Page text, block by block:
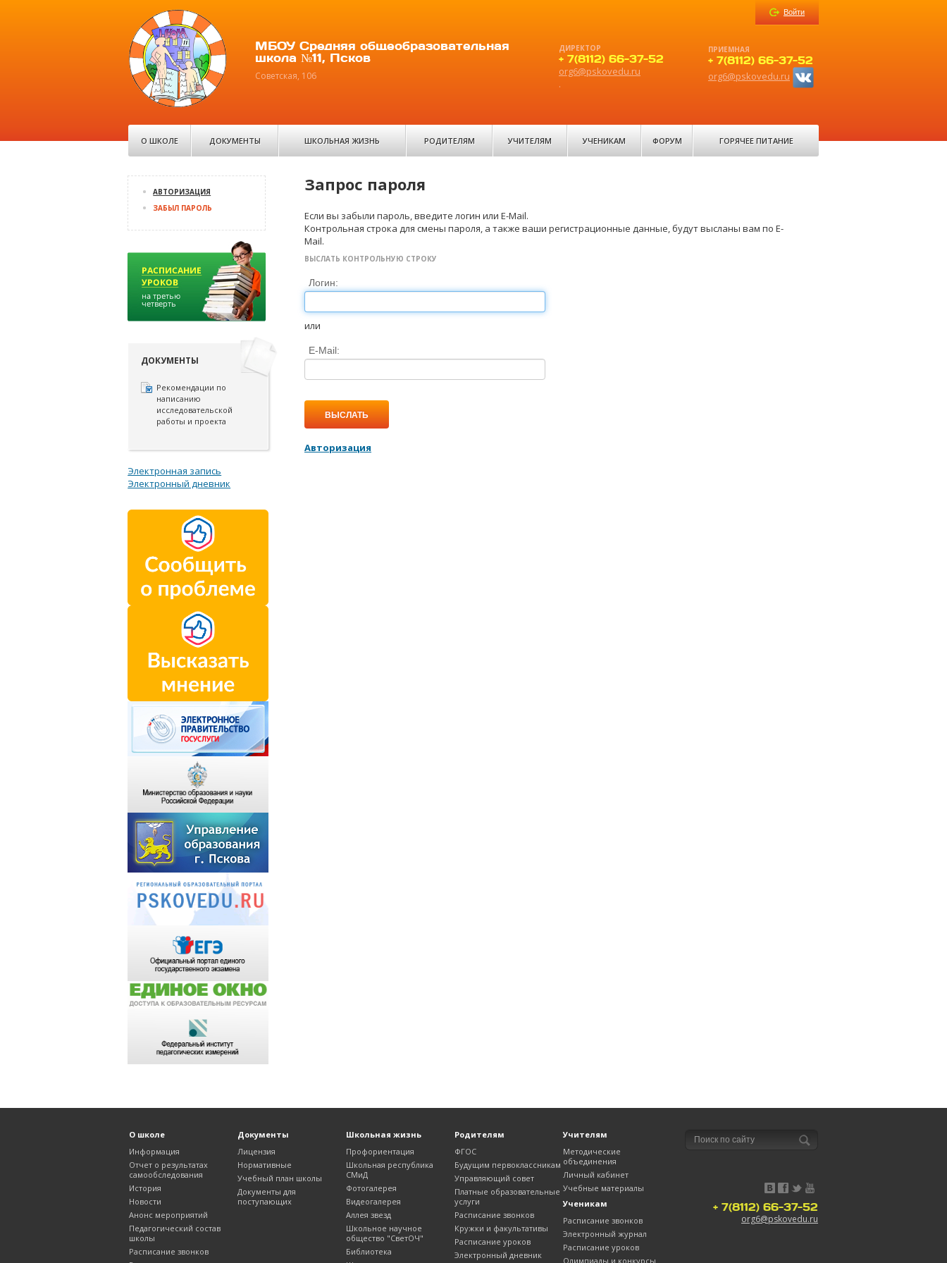
МБОУ Средняя общеобразовательная
школа №11, Псков
Советская, 106
ДИРЕКТОР
+ 7(8112) 66-37-52
org6@pskovedu.ru
.
ПРИЕМНАЯ
+ 7(8112) 66-37-52
org6@pskovedu.ru
Войти
О ШКОЛЕ ДОКУМЕНТЫ ШКОЛЬНАЯ ЖИЗНЬ РОДИТЕЛЯМ УЧИТЕЛЯМ УЧЕНИКАМ ФОРУМ ГОРЯЧЕЕ ПИТАНИЕ
Запрос пароля
Если вы забыли пароль, введите логин или E-Mail.
Контрольная строка для смены пароля, а также ваши регистрационные данные, будут высланы вам по E-
Mail.
ВЫСЛАТЬ КОНТРОЛЬНУЮ СТРОКУ
Логин:
или
E-Mail:
ВЫСЛАТЬ
Авторизация
АВТОРИЗАЦИЯ
ЗАБЫЛ ПАРОЛЬ
ДОКУМЕНТЫ
Рекомендации по
написанию
исследовательской
работы и проекта
Электронная запись
Электронный дневник
О школе
Информация
Отчет о результатах
самообследования
История
Новости
Анонс мероприятий
Педагогический состав
школы
Расписание звонков
Документы
Лицензия
Нормативные
Учебный план школы
Документы для
поступающих
Школьная жизнь
Профориентация
Школьная республика
СМиД
Фотогалерея
Видеогалерея
Аллея звезд
Школьное научное
общество "СветОЧ"
Библиотека
Родителям
ФГОС
Будущим первоклассникам
Управляющий совет
Платные образовательные
услуги
Расписание звонков
Кружки и факультативы
Расписание уроков
Электронный дневник
Учителям
Методические
объединения
Личный кабинет
Учебные материалы
Ученикам
Расписание звонков
Электронный журнал
Расписание уроков
Олимпиады и конкурсы
+ 7(8112) 66-37-52
org6@pskovedu.ru